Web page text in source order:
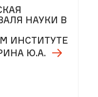
НАУКИ В
ИНСТИТУТЕ
Ю.А.